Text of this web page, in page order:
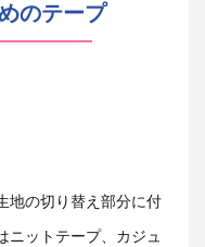
のテープ
地の切り替え部分に付
ニットテープ、カジュ